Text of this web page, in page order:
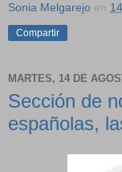
Sonia Melgarejo en
Compartir
MARTES, 14 DE
Sección de
españolas,